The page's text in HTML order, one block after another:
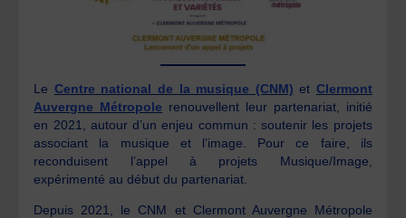
Le Centre national de la musique (CNM) et Clermont
Auvergne Métropole renouvellent leur partenariat, initié
en 2021, autour d’un enjeu commun : soutenir les projets
associant la musique et l’image. Pour ce faire, ils
reconduisent l’appel à projets Musique/Image,
expérimenté au début du partenariat.
Depuis 2021, le CNM et Clermont Auvergne Métropole